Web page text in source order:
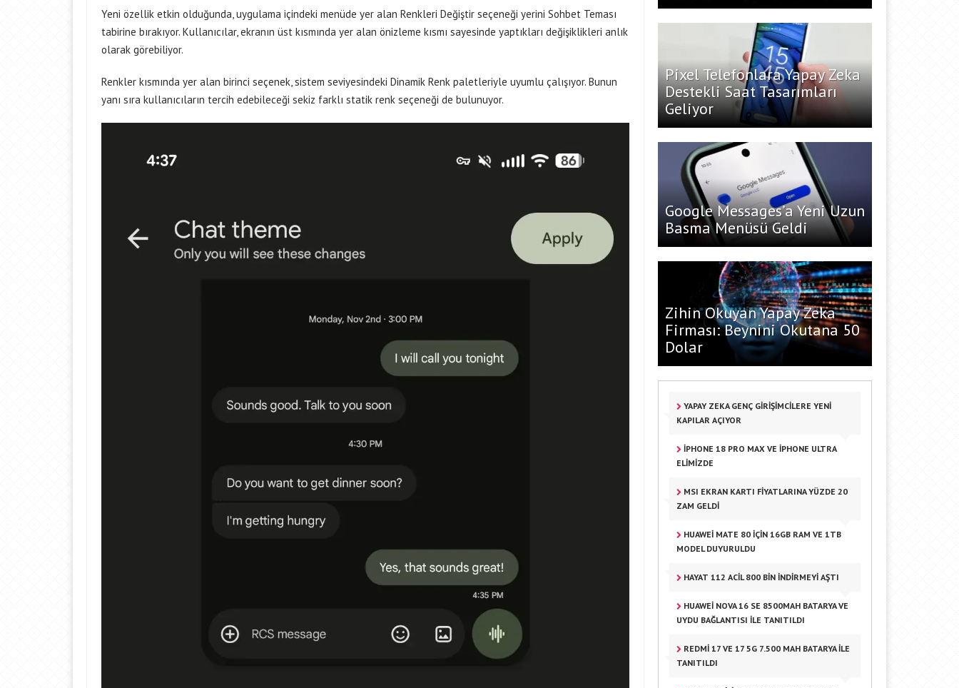
Yeni özellik etkin olduğunda, uygulama içindeki menüde yer alan Renkleri Değiştir seçeneği yerini Sohbet Teması
tabirine bırakıyor. Kullanıcılar, ekranın üst kısmında yer alan önizleme kısmı sayesinde yaptıkları değişiklikleri anlık
olarak görebiliyor.
Renkler kısmında yer alan birinci seçenek, sistem seviyesindeki Dinamik Renk paletleriyle uyumlu çalışıyor. Bunun
yanı sıra kullanıcıların tercih edebileceği sekiz farklı statik renk seçeneği de bulunuyor.
Pixel Telefonlara Yapay Zeka
Destekli Saat Tasarımları
Geliyor
Google Messages’a Yeni Uzun
Basma Menüsü Geldi
Zihin Okuyan Yapay Zeka
Firması: Beynini Okutana 50
Dolar
YAPAY ZEKA GENÇ GIRIŞIMCILERE YENI
KAPILAR AÇIYOR
IPHONE 18 PRO MAX VE IPHONE ULTRA
ELIMIZDE
MSI EKRAN KARTI FIYATLARINA YÜZDE 20
ZAM GELDI
HUAWEI MATE 80 IÇIN 16GB RAM VE 1TB
MODEL DUYURULDU
HAYAT 112 ACIL 800 BIN INDIRMEYI AŞTI
HUAWEI NOVA 16 SE 8500MAH BATARYA VE
UYDU BAĞLANTISI ILE TANITILDI
REDMI 17 VE 17 5G 7.500 MAH BATARYA ILE
TANITILDI